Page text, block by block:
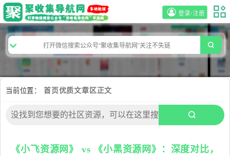
登录/注册
当前位置： 首页优质文章区正文
《小飞资源网》 vs 《小黑资源网》：深度对比，